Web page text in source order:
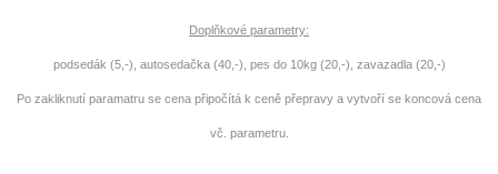
Doplňkové parametry:
podsedák (5,-), autosedačka (40,-), pes do 10kg (20,-), zavazadla (20,-)
Po zakliknutí paramatru se cena připočítá k ceně přepravy a vytvoří se koncová cena
vč. parametru.